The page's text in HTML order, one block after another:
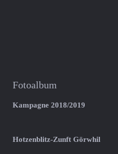
Fotoalbum
Kampagne 2018/2019
Hotzenblitz-Zunft Görwhil